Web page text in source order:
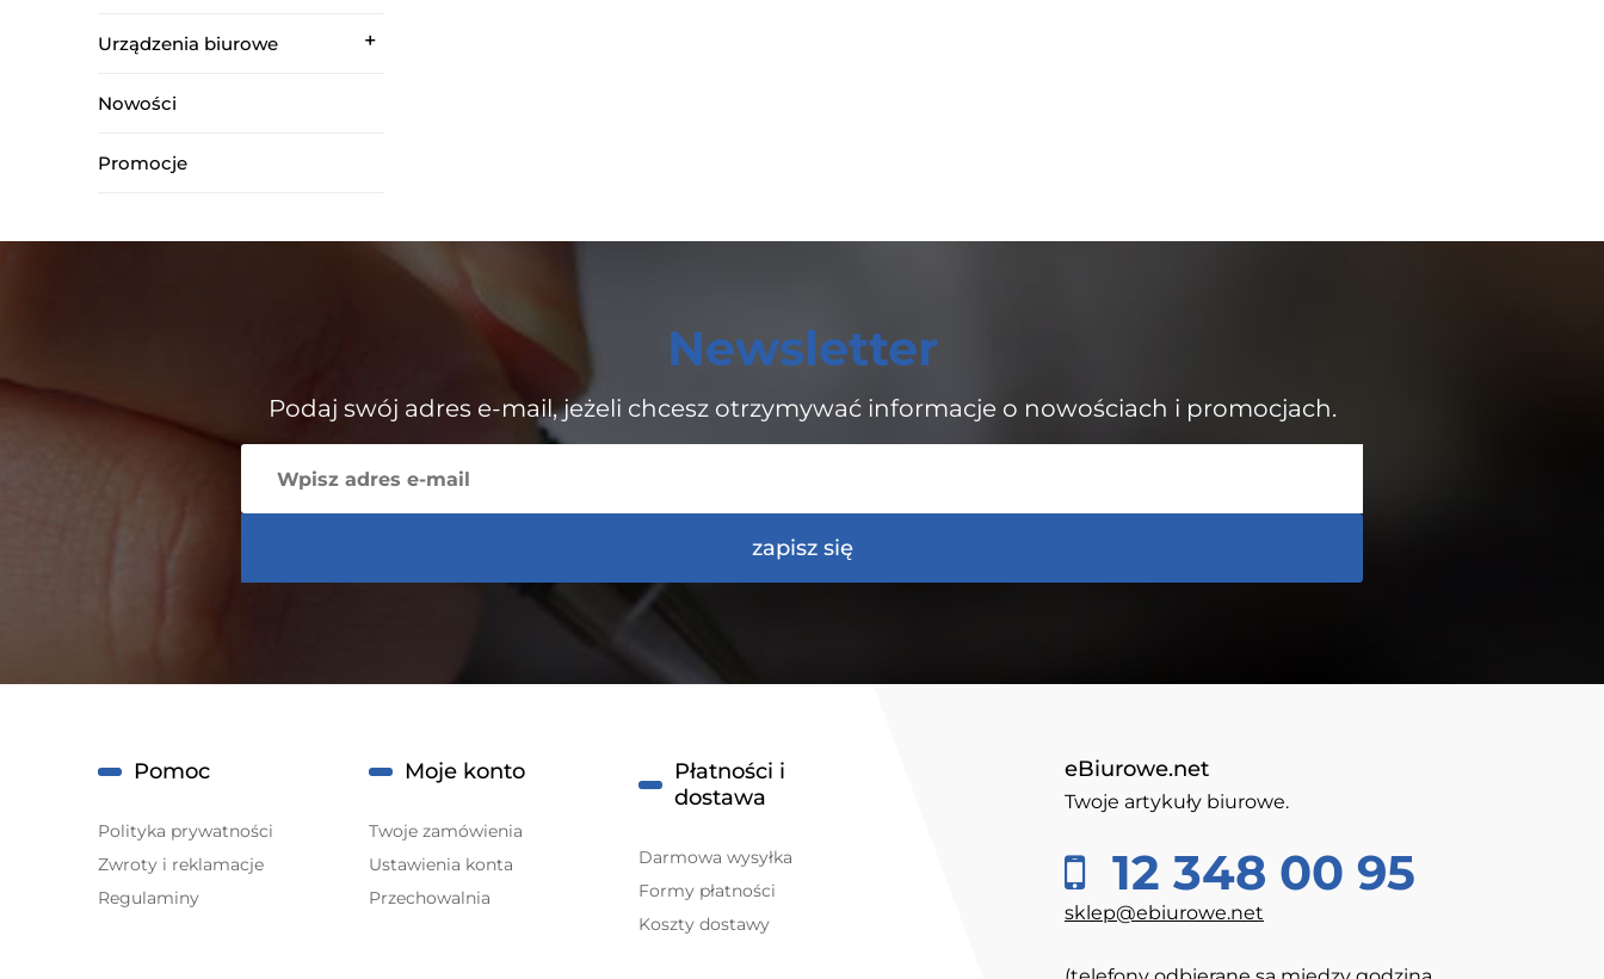
Urządzenia biurowe
Nowości
Promocje
Newsletter
Podaj swój adres e-mail, jeżeli chcesz otrzymywać informacje o nowościach i promocjach.
zapisz się
eBiurowe.net
Twoje artykuły biurowe.
12 348 00 95
sklep@ebiurowe.net
Pomoc
Polityka prywatności
Zwroty i reklamacje
Regulaminy
Moje konto
Twoje zamówienia
Ustawienia konta
Przechowalnia
Płatności i
dostawa
Darmowa wysyłka
Formy płatności
Koszty dostawy